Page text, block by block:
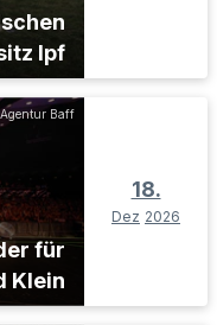
Ipf
Agentur Baff
für
Klein
18.
Dez 2026